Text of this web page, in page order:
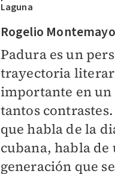
Laguna
Rogelio
Padura es un
trayectoria
importante en un
tantos
que habla de la
cubana, habla de
generación que